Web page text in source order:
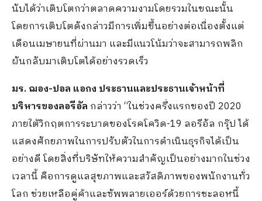
นับได้ว่าเติบโตกว่าตลาดความงามโดยรวมในขณะนั้น
โดยการเติบโตดังกล่าวมีการเพิ่มขึ้นอย่างต่อเนื่องตั้งแต่
เดือนเมษายนที่ผ่านมา และมีแนวโน้มว่าจะสามารถพลิก
ผันกลับมาเติบโตได้อย่างรวดเร็ว
มร. ฌอง-ปอล แอกง ประธานและประธานเจ้าหน้าที่
บริหารของลอรีอัล กล่าวว่า “ในช่วงครึ่งแรกของปี 2020
ภายใต้วิกฤตการระบาดของโรคโควิด-19 ลอรีอัล กรุ๊ป ได้
แสดงศักยภาพในการปรับตัวในการดำเนินธุรกิจได้เป็น
อย่างดี โดยสิ่งที่บริษัทให้ความสำคัญเป็นอย่างมากในช่วง
เวลานี้ คือการดูแลสุขภาพและสวัสดิภาพของพนักงานทั่ว
โลก ช่วยเหลือคู่ค้าและซัพพลายเออร์ด้วยการชะลอหนี้